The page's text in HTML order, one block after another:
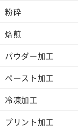
粉砕
焙煎
パウダー加工
ペースト加工
冷凍加工
プリント加工